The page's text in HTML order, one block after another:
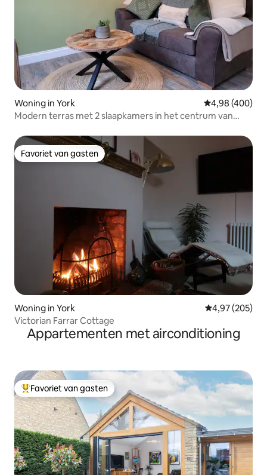
Woning in York Gemiddelde
4,98 (400)
Modern terras met 2 slaapkamers in het centrum van
Favoriet van gasten
Favoriet van gasten
Woning in York Gemiddelde
4,97 (205)
Victorian Farrar Cottage
Appartementen met airconditioning
Topfavoriet van gasten
Favoriet van gasten